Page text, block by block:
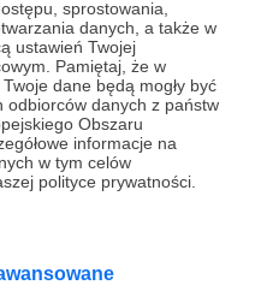
sprostowania,
danych, a także w
ustawień Twojej
Pamiętaj, że w
dane będą mogły być
odbiorców danych z państw
Obszaru
informacje na
w tym celów
polityce prywatności.
stałą kwotą i wyrazi
jako " TOP
na naszej stronie. Do
o klubie i
w poszczególnych
z rozgrywek z